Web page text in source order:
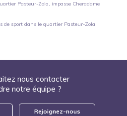
Pasteur-Zola, impasse Cheradame
de sport dans le quartier Pasteur-Zola,
nous contacter
notre équipe ?
Rejoignez-nous